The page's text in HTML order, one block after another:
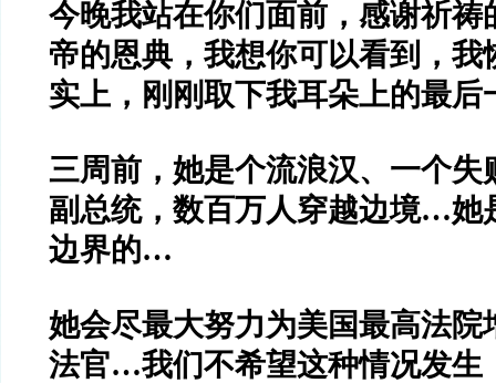
今晚我站在你们面前，感谢祈祷
帝的恩典，我想你可以看到，我
实上，刚刚取下我耳朵上的最后
三周前，她是个流浪汉、一个失
副总统，数百万人穿越边境…她
边界的…
她会尽最大努力为美国最高法院
法官…我们不希望这种情况发生